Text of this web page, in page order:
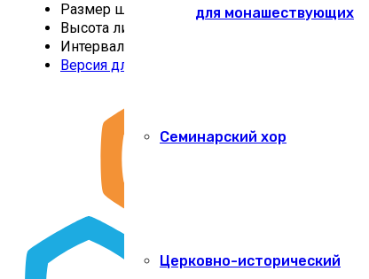
Размер шрифта
%
Высота линии
Интервал
Версия для слабовидящих
для монашествующих
Семинарский хор
Церковно-исторический